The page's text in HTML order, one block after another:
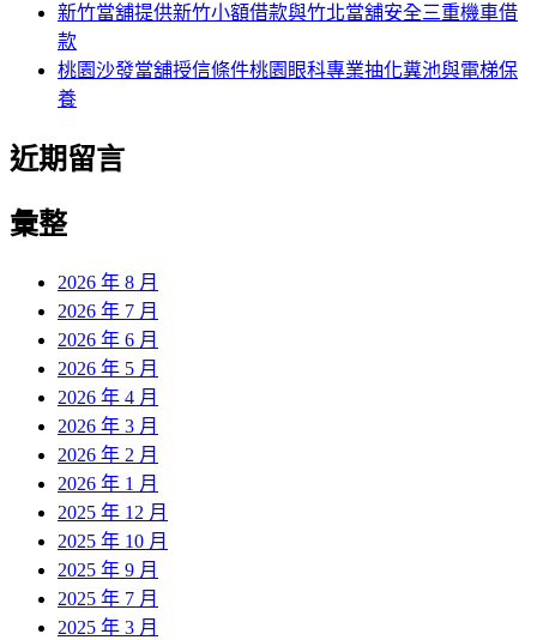
新竹當舖提供新竹小額借款與竹北當舖安全三重機車借
款
桃園沙發當舖授信條件桃園眼科專業抽化糞池與電梯保
養
近期留言
彙整
2026 年 8 月
2026 年 7 月
2026 年 6 月
2026 年 5 月
2026 年 4 月
2026 年 3 月
2026 年 2 月
2026 年 1 月
2025 年 12 月
2025 年 10 月
2025 年 9 月
2025 年 7 月
2025 年 3 月